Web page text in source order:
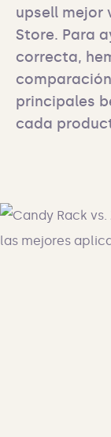
upsell mejor
Store. Para
correcta,
principales
cada